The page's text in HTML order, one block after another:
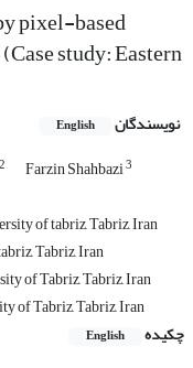
pixel-based
study: Eastern
نویسندگان English
2 Farzin Shahbazi3
of tabriz, Tabriz, Iran
Tabriz, Iran
of Tabriz, Tabriz, Iran
of Tabriz, Tabriz, Iran
چکیده
English